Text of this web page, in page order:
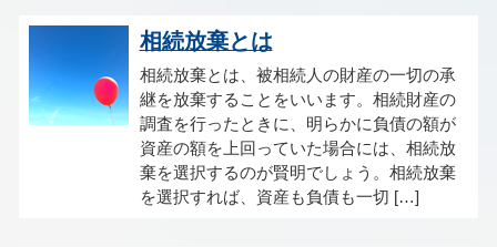
相続放棄とは
相続放棄とは、被相続人の財産の一切の承
継を放棄することをいいます。相続財産の
調査を行ったときに、明らかに負債の額が
資産の額を上回っていた場合には、相続放
棄を選択するのが賢明でしょう。相続放棄
を選択すれば、資産も負債も一切 […]